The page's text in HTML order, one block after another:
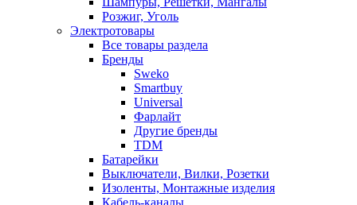
Розжиг, Уголь
Электротовары
Все товары раздела
Бренды
Sweko
Smartbuy
Universal
Фарлайт
Другие бренды
TDM
Батарейки
Выключатели, Вилки, Розетки
Изоленты, Монтажные изделия
Кабель-каналы